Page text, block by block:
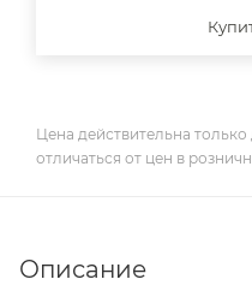
Цена действительна
отличаться от цен в
Описание